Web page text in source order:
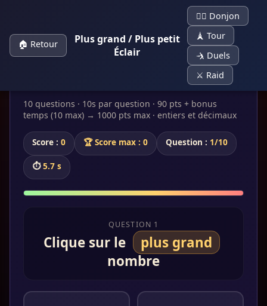
🏠 Retour
Plus grand / Plus petit
Éclair
🧙‍♀️ Donjon
🗼 Tour
🤺 Duels
⚔️ Raid
⚡ Plus grand / Plus petit
10 questions · 10s par question · 90 pts + bonus
temps (10 max) → 1000 pts max · entiers et décimaux
Score : 0 🏆 Score max : 0 Question : 1/10
⏱5.5 s
QUESTION 1
Clique sur le
plus grand
nombre